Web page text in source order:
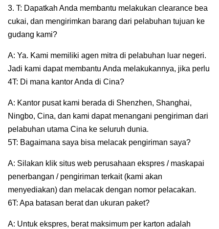
3. T: Dapatkah Anda membantu melakukan clearance bea
cukai, dan mengirimkan barang dari pelabuhan tujuan ke
gudang kami?
A: Ya. Kami memiliki agen mitra di pelabuhan luar negeri.
Jadi kami dapat membantu Anda melakukannya, jika perlu
4T: Di mana kantor Anda di Cina?
A: Kantor pusat kami berada di Shenzhen, Shanghai,
Ningbo, Cina, dan kami dapat menangani pengiriman dari
pelabuhan utama Cina ke seluruh dunia.
5T: Bagaimana saya bisa melacak pengiriman saya?
A: Silakan klik situs web perusahaan ekspres / maskapai
penerbangan / pengiriman terkait (kami akan
menyediakan) dan melacak dengan nomor pelacakan.
6T: Apa batasan berat dan ukuran paket?
A: Untuk ekspres, berat maksimum per karton adalah